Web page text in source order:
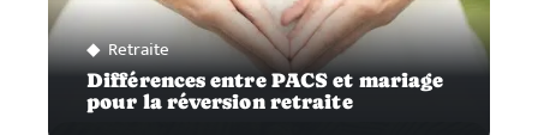
Retraite
Différences entre PACS et mariage
pour la réversion retraite